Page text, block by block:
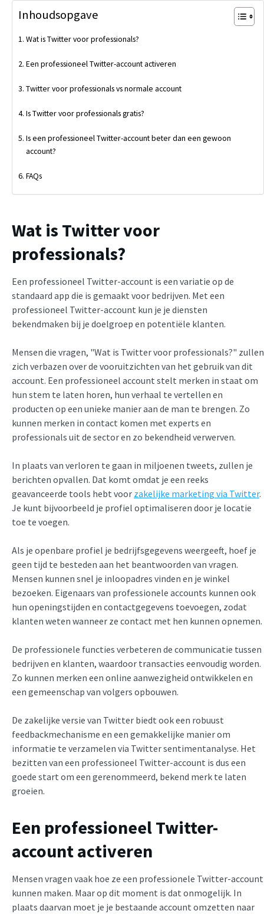
Inhoudsopgave
Wat is Twitter voor professionals?
Een professioneel Twitter-account activeren
Twitter voor professionals vs normale account
Is Twitter voor professionals gratis?
Is een professioneel Twitter-account beter dan een gewoon
account?
FAQs
Wat is Twitter voor
professionals?
Een professioneel Twitter-account is een variatie op de
standaard app die is gemaakt voor bedrijven. Met een
professioneel Twitter-account kun je je diensten
bekendmaken bij je doelgroep en potentiële klanten.
Mensen die vragen, "Wat is Twitter voor professionals?" zullen
zich verbazen over de vooruitzichten van het gebruik van dit
account. Een professioneel account stelt merken in staat om
hun stem te laten horen, hun verhaal te vertellen en
producten op een unieke manier aan de man te brengen. Zo
kunnen merken in contact komen met experts en
professionals uit de sector en zo bekendheid verwerven.
In plaats van verloren te gaan in miljoenen tweets, zullen je
berichten opvallen. Dat komt omdat je een reeks
geavanceerde tools hebt voor zakelijke marketing via Twitter.
Je kunt bijvoorbeeld je profiel optimaliseren door je locatie
toe te voegen.
Als je openbare profiel je bedrijfsgegevens weergeeft, hoef je
geen tijd te besteden aan het beantwoorden van vragen.
Mensen kunnen snel je inloopadres vinden en je winkel
bezoeken. Eigenaars van professionele accounts kunnen ook
hun openingstijden en contactgegevens toevoegen, zodat
klanten weten wanneer ze contact met hen kunnen opnemen.
De professionele functies verbeteren de communicatie tussen
bedrijven en klanten, waardoor transacties eenvoudig worden.
Zo kunnen merken een online aanwezigheid ontwikkelen en
een gemeenschap van volgers opbouwen.
De zakelijke versie van Twitter biedt ook een robuust
feedbackmechanisme en een gemakkelijke manier om
informatie te verzamelen via Twitter sentimentanalyse. Het
bezitten van een professioneel Twitter-account is dus een
goede start om een gerenommeerd, bekend merk te laten
groeien.
Een professioneel Twitter-
account activeren
Mensen vragen vaak hoe ze een professionele Twitter-account
kunnen maken. Maar op dit moment is dat onmogelijk. In
plaats daarvan moet je je bestaande account omzetten naar